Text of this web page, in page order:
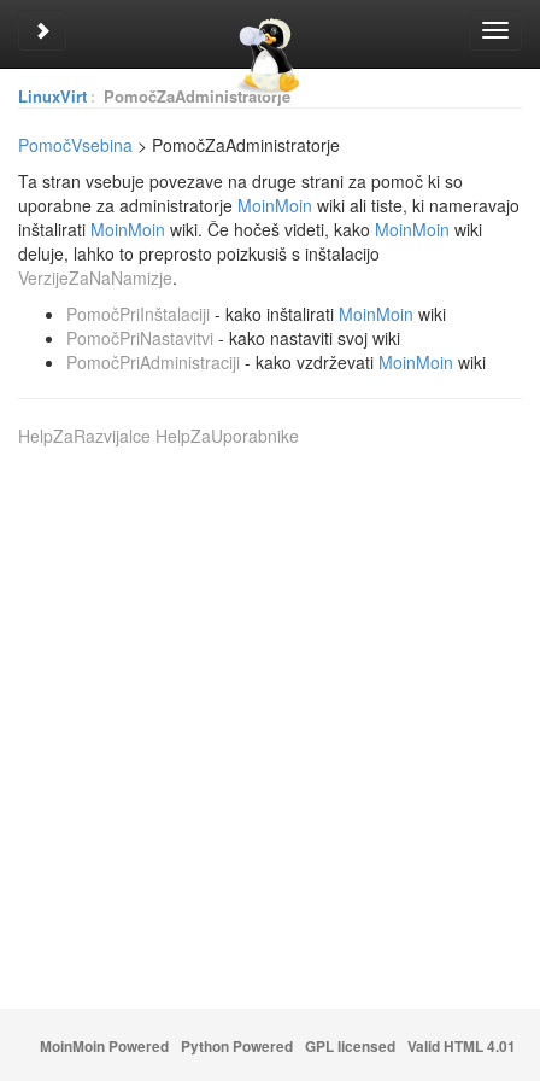
Toggle sidebar
LinuxVirt : PomočZaAdministratorje
PomočVsebina > PomočZaAdministratorje
Ta stran vsebuje povezave na druge strani za pomoč ki so
uporabne za administratorje MoinMoin wiki ali tiste, ki nameravajo
inštalirati MoinMoin wiki. Če hočeš videti, kako MoinMoin wiki
deluje, lahko to preprosto poizkusiš s inštalacijo
VerzijeZaNaNamizje.
PomočPriInštalaciji - kako inštalirati MoinMoin wiki
PomočPriNastavitvi - kako nastaviti svoj wiki
PomočPriAdministraciji - kako vzdrževati MoinMoin wiki
HelpZaRazvijalce HelpZaUporabnike
MoinMoin Powered Python Powered GPL licensed Valid HTML 4.01